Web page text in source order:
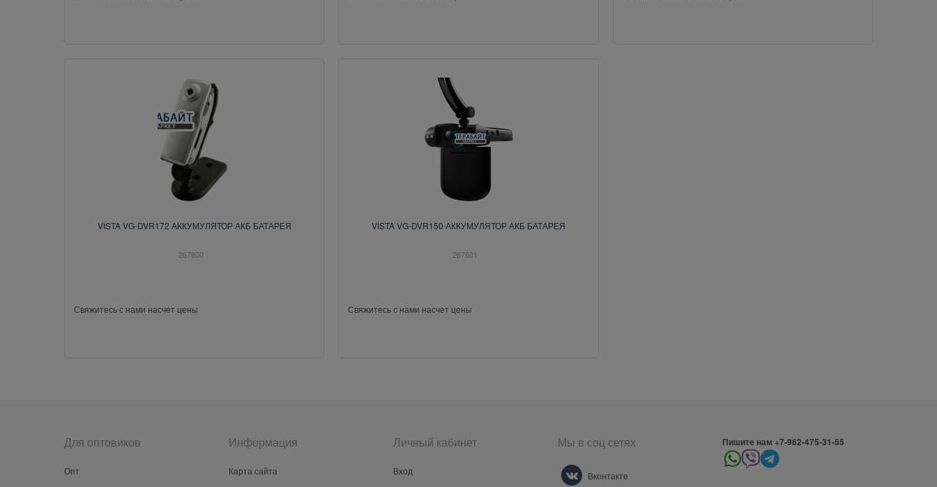
VISTA VG-DVR172 АККУМУЛЯТОР АКБ БАТАРЕЯ
267800
Свяжитесь с нами насчет цены
VISTA VG-DVR150 АККУМУЛЯТОР АКБ БАТАРЕЯ
267801
Свяжитесь с нами насчет цены
Для оптовиков
Опт
Информация
Карта сайта
Личный кабинет
Вход
Мы в соц сетях
Вконтакте
Пишите нам +7-962-475-31-55